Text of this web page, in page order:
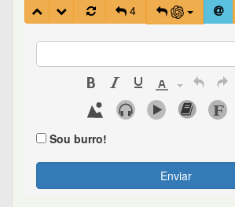
4
Sou burro!
Enviar